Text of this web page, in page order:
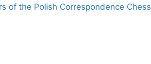
of the Polish Correspondence Chess